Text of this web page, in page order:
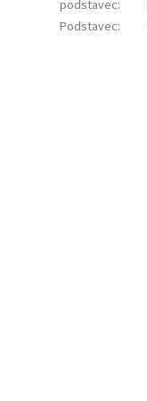
podstavec:
Podstavec: